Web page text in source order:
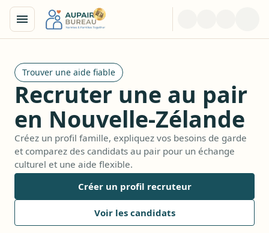
Trouver une aide fiable
Recruter une au pair
en Nouvelle-Zélande
Créez un profil famille, expliquez vos besoins de garde
et comparez des candidats au pair pour un échange
culturel et une aide flexible.
Créer un profil recruteur
Voir les candidats